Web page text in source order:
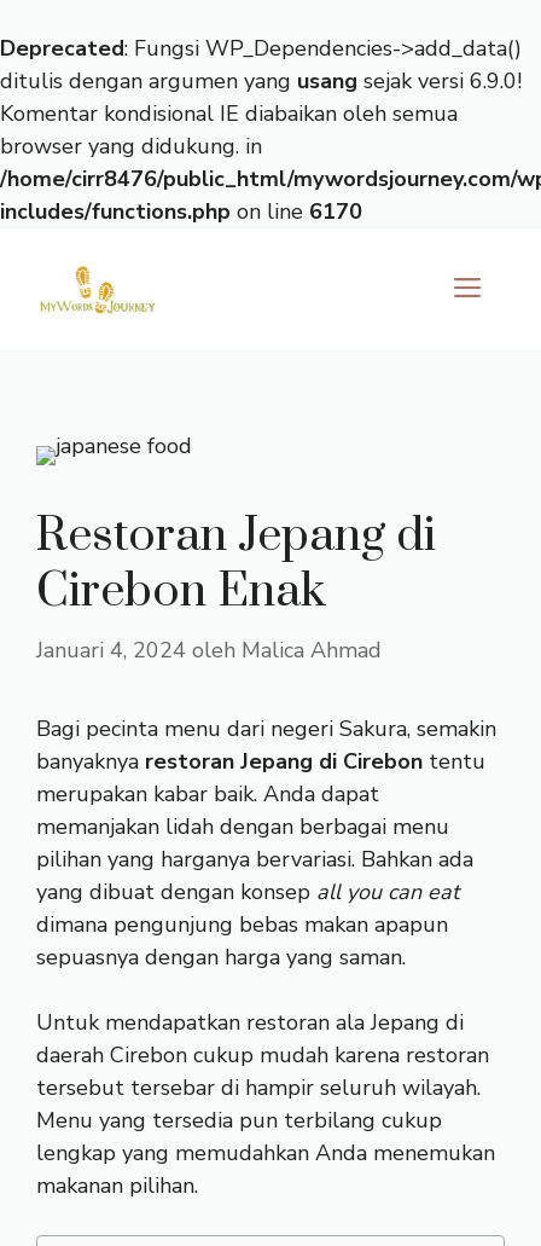
Deprecated: Fungsi WP_Dependencies->add_data()
ditulis dengan argumen yang usang sejak versi 6.9.0!
Komentar kondisional IE diabaikan oleh semua
browser yang didukung. in
/home/cirr8476/public_html/mywordsjourney.com/
includes/functions.php on line 6170
Restoran Jepang di
Cirebon Enak
Januari 4, 2024 oleh Malica Ahmad
Bagi pecinta menu dari negeri Sakura, semakin
banyaknya restoran Jepang di Cirebon tentu
merupakan kabar baik. Anda dapat
memanjakan lidah dengan berbagai menu
pilihan yang harganya bervariasi. Bahkan ada
yang dibuat dengan konsep all you can eat
dimana pengunjung bebas makan apapun
sepuasnya dengan harga yang saman.
Untuk mendapatkan restoran ala Jepang di
daerah Cirebon cukup mudah karena restoran
tersebut tersebar di hampir seluruh wilayah.
Menu yang tersedia pun terbilang cukup
lengkap yang memudahkan Anda menemukan
makanan pilihan.